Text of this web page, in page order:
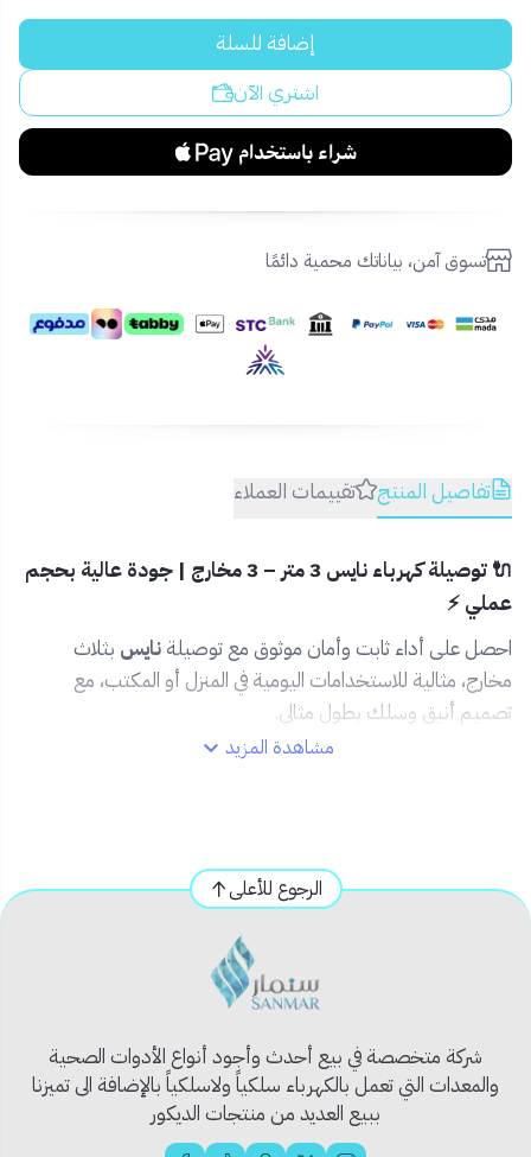
إضافة للسلة
اشتري الآن
تسوق آمن، بياناتك محمية دائمًا
تفاصيل المنتج تقييمات العملاء
🔌 توصيلة كهرباء نايس 3 متر – 3 مخارج | جودة عالية بحجم
عملي ⚡
احصل على أداء ثابت وأمان موثوق مع توصيلة نايس بثلاث
مخارج، مثالية للاستخدامات اليومية في المنزل أو المكتب، مع
تصميم أنيق وسلك بطول مثالي.
نظام حماية من الحمل الزائدلتفادي أي أعطال
مفتاح تشغيل رئيسي بإضاءة
هيكل متين مقاوم للحرارةلضمان الاستخدام الآمن
🧰 مثالية لـ:
المكاتب، غرف النوم، شحن الأجهزة الذكية، تشغيل الشاشات، أجهزة
مشاهدة المزيد
الرجوع للأعلى
شركة متخصصة في بيع أحدث وأجود أنواع الأدوات الصحية
والمعدات التي تعمل بالكهرباء سلكياً ولاسلكياً بالإضافة الى تميزنا
ببيع العديد من منتجات الديكور